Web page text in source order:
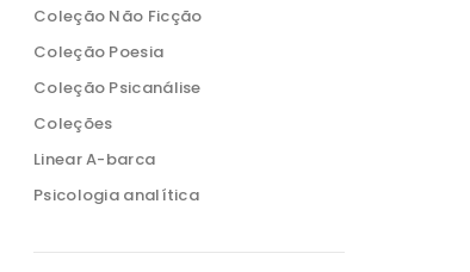
Coleção Não Ficção
Coleção Poesia
Coleção Psicanálise
Coleções
Linear A-barca
Psicologia analítica